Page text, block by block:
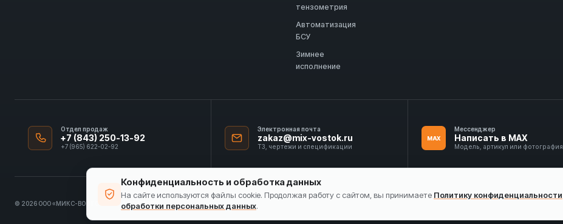
тензометрия
Автоматизация
БСУ
Зимнее
исполнение
Отдел продаж
+7 (843) 250-13-92
+7 (965) 622-02-92
Электронная почта
zakaz@mix-vostok.ru
ТЗ, чертежи и спецификации
MAX
Мессенджер
Написать в MAX
Модель, артикул или фотография
© 2026 ООО «МИКС-ВОСТОК» ИНН 1655413297
Конфиденциальность и обработка данных
На сайте используются файлы cookie. Продолжая работу с сайтом, вы принимаете Политику конфиденциальности
обработки персональных данных.